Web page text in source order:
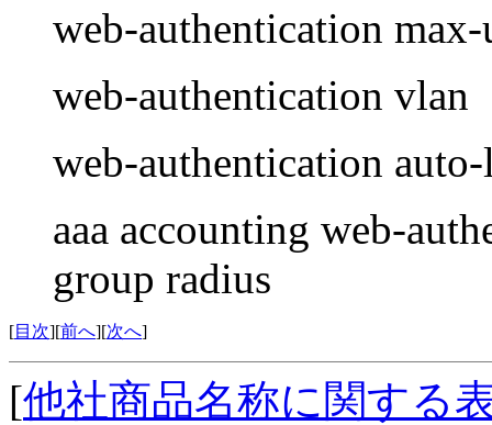
web-authentication max-
web-authentication vlan
web-authentication
aaa accounting web-
group radius
[目次][前へ][次へ]
[他社商品名称に関する